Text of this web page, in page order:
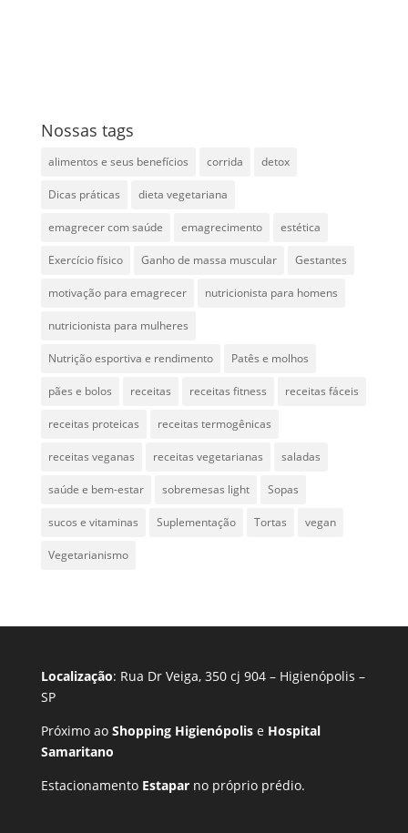
Nossas tags
alimentos e seus benefícios corrida detox
Dicas práticas dieta vegetariana
emagrecer com saúde emagrecimento estética
Exercício físico Ganho de massa muscular Gestantes
motivação para emagrecer nutricionista para homens
nutricionista para mulheres
Nutrição esportiva e rendimento Patês e molhos
pães e bolos receitas receitas fitness receitas fáceis
receitas proteicas receitas termogênicas
receitas veganas receitas vegetarianas saladas
saúde e bem-estar sobremesas light Sopas
sucos e vitaminas Suplementação Tortas vegan
Vegetarianismo
Localização: Rua Dr Veiga, 350 cj 904 – Higienópolis –
SP
Próximo ao Shopping Higienópolise Hospital
Samaritano
Estacionamento Estaparno próprio prédio.